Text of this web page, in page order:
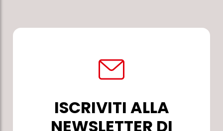
ISCRIVITI ALLA
NEWSLETTER DI